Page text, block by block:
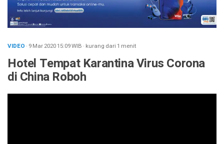
VIDEO · 9 Mar 202015:09WIB · kurang dari 1 menit
Hotel Tempat Karantina Virus Corona
di China Roboh